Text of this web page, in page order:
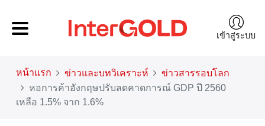
เข้าสู่ระบบ
หน้าแรก ข่าวและบทวิเคราะห์
ข่าวสารรอบโลก
หอการค้าอังกฤษปรับลดคาดการณ์ GDP ปี 2560
เหลือ 1.5% จาก 1.6%